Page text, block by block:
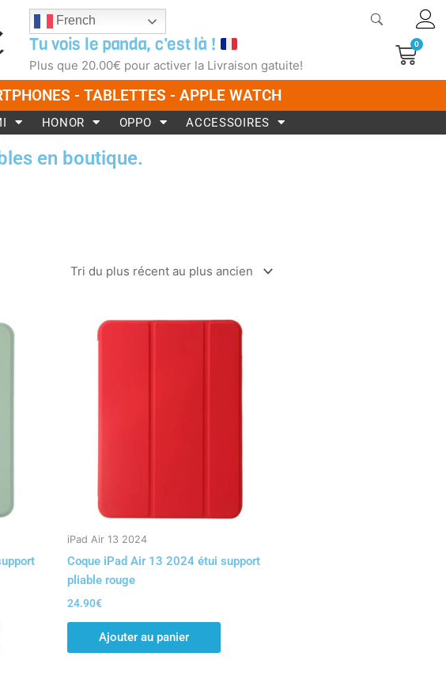
French
Tu vois le panda, c'est là !
Plus que 20.00€ pour activer la Livraison gatuite!
0
- TABLETTES - APPLE WATCH
HONOR OPPO ACCESSOIRES
en boutique.
iPad Air 13 2024
Coque iPad Air 13 2024 étui support
pliable rouge
24.90€
Ajouter au panier